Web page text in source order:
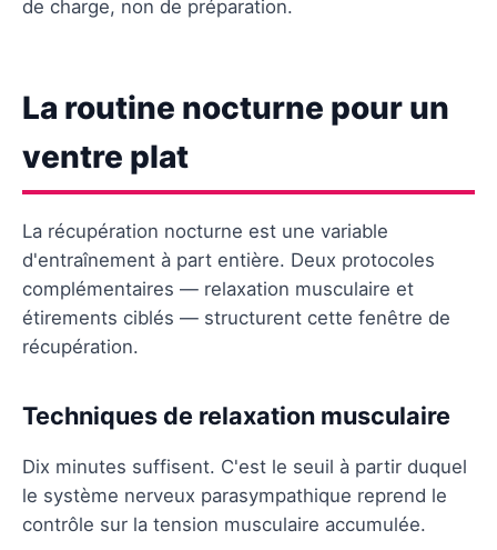
de charge, non de préparation.
La routine nocturne pour un
ventre plat
La récupération nocturne est une variable
d'entraînement à part entière. Deux protocoles
complémentaires — relaxation musculaire et
étirements ciblés — structurent cette fenêtre de
récupération.
Techniques de relaxation musculaire
Dix minutes suffisent. C'est le seuil à partir duquel
le système nerveux parasympathique reprend le
contrôle sur la tension musculaire accumulée.